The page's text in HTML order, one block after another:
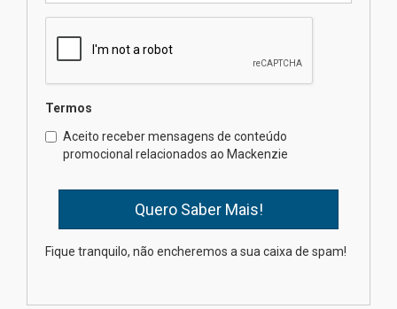
calouros do segundo semestre
04.08.2026
Brasília prepara seus
estudantes para o PAS antes
mesmo do Ensino Médio
na educação dos filhos além da
Termos
Aceito receber mensagens de conteúdo
promocional relacionados ao Mackenzie
Fique tranquilo, não encheremos a sua caixa de spam!